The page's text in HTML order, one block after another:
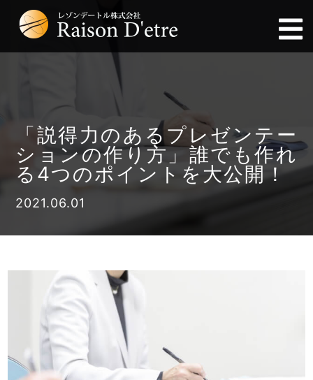
「説得力のあるプレゼンテー
ションの作り方」誰でも作れ
る4つのポイントを大公開！
2021.06.01